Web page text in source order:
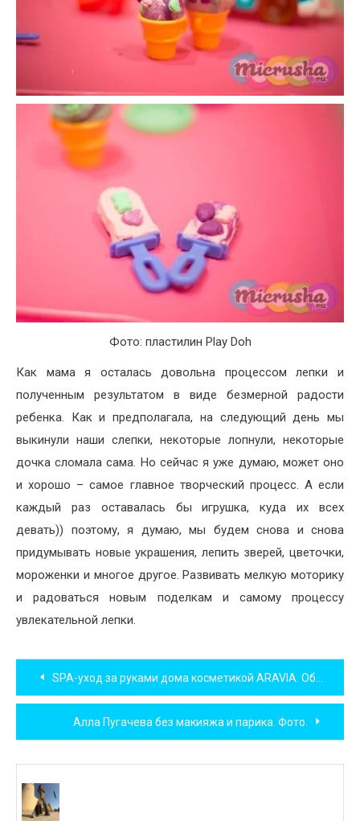
Фото: пластилин Play Doh
Как мама я осталась довольна процессом лепки и
полученным результатом в виде безмерной радости
ребенка. Как и предполагала, на следующий день мы
выкинули наши слепки, некоторые лопнули, некоторые
дочка сломала сама. Но сейчас я уже думаю, может оно
и хорошо – самое главное творческий процесс. А если
каждый раз оставалась бы игрушка, куда их всех
девать)) поэтому, я думаю, мы будем снова и снова
придумывать новые украшения, лепить зверей, цветочки,
мороженки и многое другое. Развивать мелкую моторику
и радоваться новым поделкам и самому процессу
увлекательной лепки.
Навигация
по
записям
SPA-уход за руками дома косметикой ARAVIA. Обзор с фото.
Алла Пугачева без макияжа и парика. Фото.